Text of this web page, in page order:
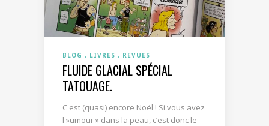
BLOG LIVRES REVUES
FLUIDE GLACIAL SPÉCIAL
TATOUAGE.
C'est (quasi) encore Noël ! Si vous avez
l »umour » dans la peau, c’est donc le